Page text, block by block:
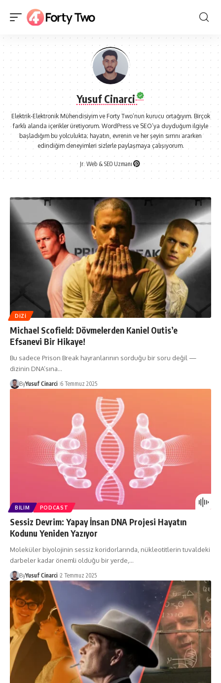
Yusuf Cinarci
Elektrik-Elektronik Mühendisiyim ve Forty Two’nun kurucu ortağıyım. Birçok
farklı alanda içerikler üretiyorum. WordPress ve SEO’ya duyduğum ilgiyle
başladığım bu yolculukta; hayatın, evrenin ve her şeyin sırrını ararken
edindiğim deneyimleri sizlerle paylaşmaya çalışıyorum.
Jr. Web & SEO Uzmanı
DIZI
Michael Scofield: Dövmelerden Kaniel Outis’e
Efsanevi Bir Hikaye!
Bu sadece Prison Break hayranlarının sorduğu bir soru değil —
dizinin DNA’sına…
ByYusuf Cinarci 6 Temmuz 2025
BILIM PODCAST
Sessiz Devrim: Yapay İnsan DNA Projesi Hayatın
Kodunu Yeniden Yazıyor
Moleküler biyolojinin sessiz koridorlarında, nükleotitlerin tuvaldeki
darbeler kadar önemli olduğu bir yerde,…
ByYusuf Cinarci 2 Temmuz 2025